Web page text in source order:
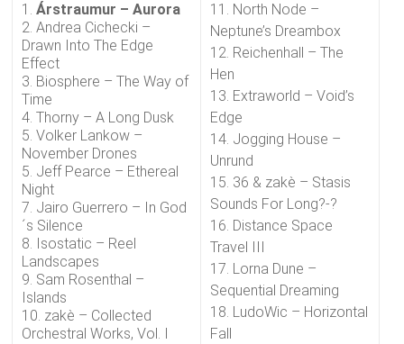
1.Árstraumur – Aurora
2. Andrea Cichecki –
Drawn Into The Edge
Effect
3. Biosphere – The Way of
Time
4. Thorny – A Long Dusk
5. Volker Lankow –
November Drones
5. Jeff Pearce – Ethereal
Night
7. Jairo Guerrero – In God
´s Silence
8. Isostatic – Reel
Landscapes
9. Sam Rosenthal –
Islands
10. zakè – Collected
Orchestral Works, Vol. I
11. North Node –
Neptune’s Dreambox
12. Reichenhall – The
Hen
13. Extraworld – Void’s
Edge
14. Jogging House –
Unrund
15. 36 & zakè – Stasis
Sounds For Long?-?
16. Distance Space
Travel III
17. Lorna Dune –
Sequential Dreaming
18. LudoWic – Horizontal
Fall